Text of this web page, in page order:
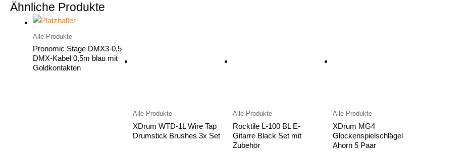
Ähnliche Produkte
Alle Produkte
Pronomic Stage DMX3-0,5
DMX-Kabel 0,5m blau mit
Goldkontakten
Alle Produkte
XDrum WTD-1L Wire Tap
Drumstick Brushes 3x Set
Alle Produkte
Rocktile L-100 BL E-
Gitarre Black Set mit
Zubehör
Alle Produkte
XDrum MG4
Glockenspielschlägel
Ahorn 5 Paar